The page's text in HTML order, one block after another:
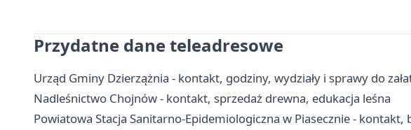
Przydatne dane teleadresowe
Urząd Gminy Dzierzążnia - kontakt, godziny, wydziały i sprawy do
Nadleśnictwo Chojnów - kontakt, sprzedaż drewna, edukacja leśna
Powiatowa Stacja Sanitarno-Epidemiologiczna w Piasecznie - kontakt,